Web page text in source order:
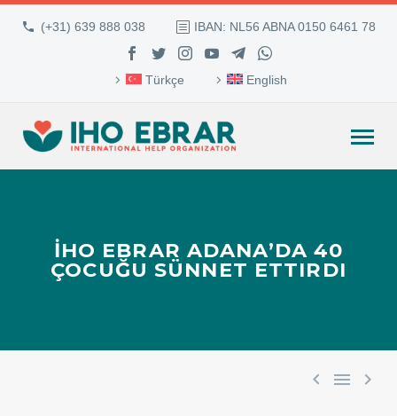
(+31) 639 888 038 IBAN: NL56 ABNA 0150 6461 78
Türkçe English
İHO EBRAR ADANA’DA 40
ÇOCUĞU SÜNNET ETTIRDI
  